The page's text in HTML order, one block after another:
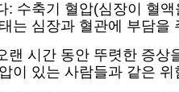
: 수축기 혈압(심장이 혈
는 심장과 혈관에 부담
시간 동안 뚜렷한 증상
이 있는 사람들과 같은